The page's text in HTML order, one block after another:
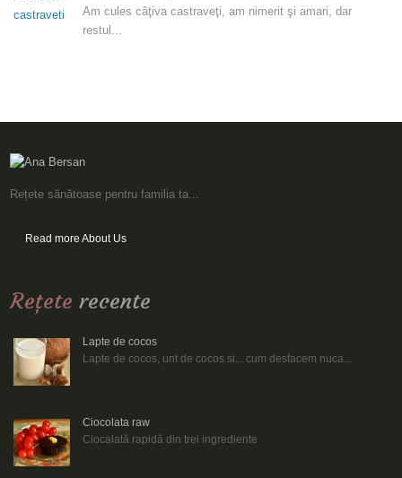
Am cules câţiva castraveţi, am nimerit şi amari, dar
restul...
Rețete sănătoase pentru familia ta...
Read more About Us
Reţete recente
Lapte de cocos
Lapte de cocos, unt de cocos si... cum desfacem nuca...
Ciocolata raw
Ciocalată rapidă din trei ingrediente